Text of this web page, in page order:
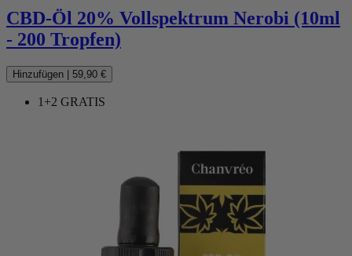
CBD-Öl 20% Vollspektrum Nerobi (10ml
- 200 Tropfen)
Hinzufügen 59,90 €
1+2 GRATIS